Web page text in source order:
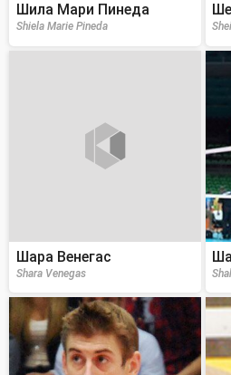
Шила Мари Пинеда
Shiela Marie Pineda
Шара Венегас
Shara Venegas